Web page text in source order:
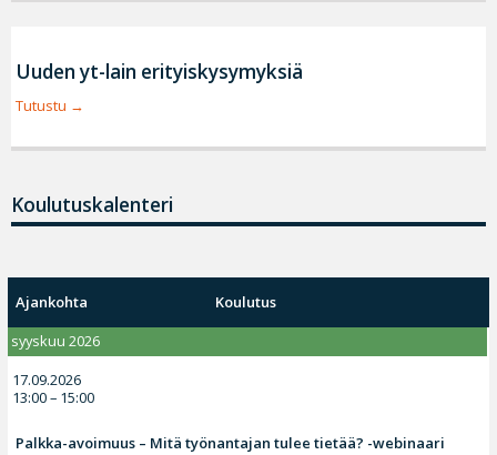
Uuden yt-lain erityiskysymyksiä
Tutustu
Koulutuskalenteri
Ajankohta
Koulutus
syyskuu 2026
17.09.2026
13:00 – 15:00
Palkka-avoimuus – Mitä työnantajan tulee tietää? -webinaari